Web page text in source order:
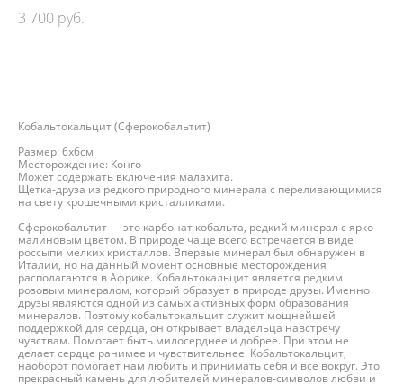
3 700 pуб.
Кобальтокальцит (Сферокобальтит)
Размер: 6х6см
Месторождение: Конго
Может содержать включения малахита.
Щетка-друза из редкого природного минерала с переливающимися
на свету крошечными кристалликами.
Сферокобальтит — это карбонат кобальта, редкий минерал с ярко-
малиновым цветом. В природе чаще всего встречается в виде
россыпи мелких кристаллов. Впервые минерал был обнаружен в
Италии, но на данный момент основные месторождения
располагаются в Африке. Кобальтокальцит является редким
розовым минералом, который образует в природе друзы. Именно
друзы являются одной из самых активных форм образования
минералов. Поэтому кобальтокальцит служит мощнейшей
поддержкой для сердца, он открывает владельца навстречу
чувствам. Помогает быть милосерднее и добрее. При этом не
делает сердце ранимее и чувствительнее. Кобальтокальцит,
наоборот помогает нам любить и принимать себя и все вокруг. Это
прекрасный камень для любителей минералов-символов любви и